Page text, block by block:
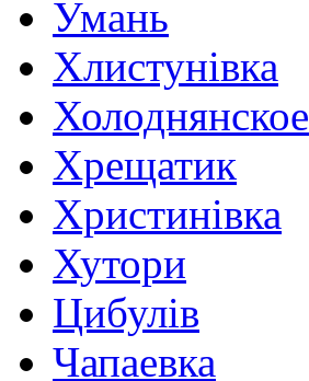
Умань
Хлистунівка
Холоднянское
Хрещатик
Христинівка
Хутори
Цибулів
Чапаевка